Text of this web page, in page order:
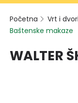
Početna Vrt i
Baštenske makaze
WALTER